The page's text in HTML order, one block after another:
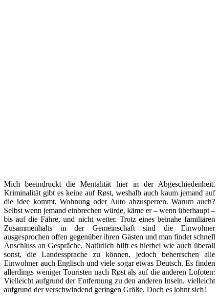
Mich beeindruckt die Mentalität hier in der Abgeschiedenheit.
Kriminalität gibt es keine auf Røst, weshalb auch kaum jemand auf
die Idee kommt, Wohnung oder Auto abzusperren. Warum auch?
Selbst wenn jemand einbrechen würde, käme er – wenn überhaupt –
bis auf die Fähre, und nicht weiter. Trotz eines beinahe familiären
Zusammenhalts in der Gemeinschaft sind die Einwohner
ausgesprochen offen gegenüber ihren Gästen und man findet schnell
Anschluss an Gespräche. Natürlich hilft es hierbei wie auch überall
sonst, die Landessprache zu können, jedoch beherrschen alle
Einwohner auch Englisch und viele sogar etwas Deutsch. Es finden
allerdings weniger Touristen nach Røst als auf die anderen Lofoten:
Vielleicht aufgrund der Entfernung zu den anderen Inseln, vielleicht
aufgrund der verschwindend geringen Größe. Doch es lohnt sich!